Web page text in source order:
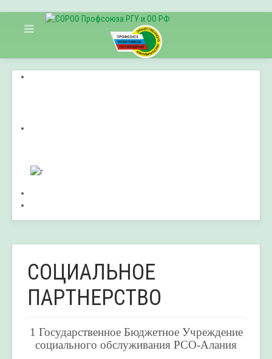
СОЦИАЛЬНОЕ
ПАРТНЕРСТВО
1 Государственное Бюджетное Учреждение
социального обслуживания РСО-Алания